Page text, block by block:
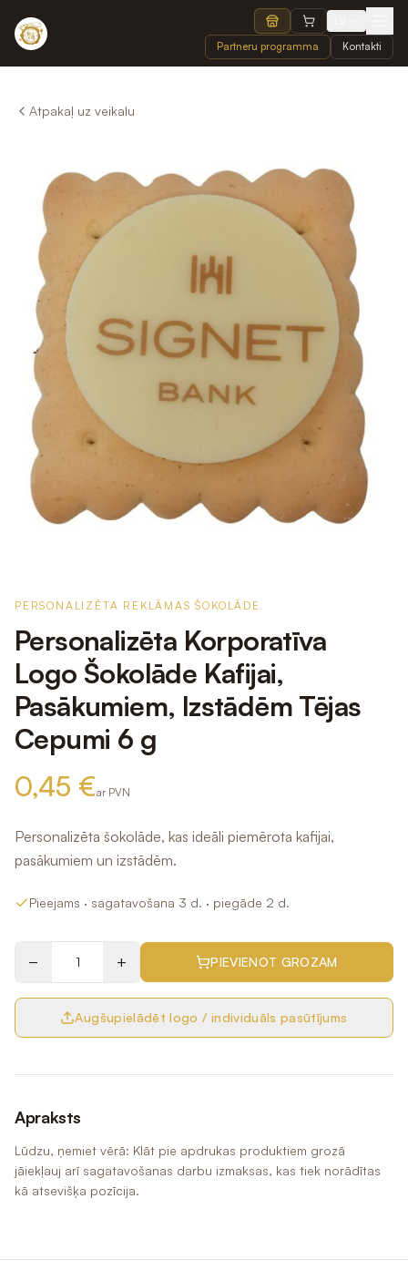
Partneru programma Kontakti
Atpakaļ uz veikalu
PERSONALIZĒTA REKLĀMAS ŠOKOLĀDE
Personalizēta Korporatīva
Logo Šokolāde Kafijai,
Pasākumiem, Izstādēm Tējas
Cepumi 6 g
0,45 €ar PVN
Personalizēta šokolāde, kas ideāli piemērota kafijai,
pasākumiem un izstādēm.
Pieejams · sagatavošana 3 d. · piegāde 2 d.
− + PIEVIENOT GROZAM
Augšupielādēt logo / individuāls pasūtījums
Apraksts
Lūdzu, ņemiet vērā: Klāt pie apdrukas produktiem grozā
jāiekļauj arī sagatavošanas darbu izmaksas, kas tiek norādītas
kā atsevišķa pozīcija.